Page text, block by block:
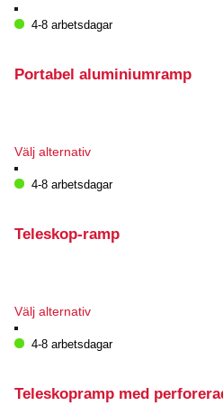
produkten
varianter.
väljas
produktsidan
4-8 arbetsdagar
Portabel aluminiumramp
Välj alternativDen
produkten
varianter.
väljas
produktsidan
4-8 arbetsdagar
Teleskop-ramp
Välj alternativDen
produkten
varianter.
4-8 arbetsdagar
Teleskopramp med